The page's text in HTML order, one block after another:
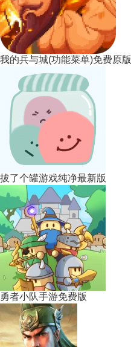
我的兵与城(功能菜单)免费原版
拔了个罐游戏纯净最新版
勇者小队手游免费版